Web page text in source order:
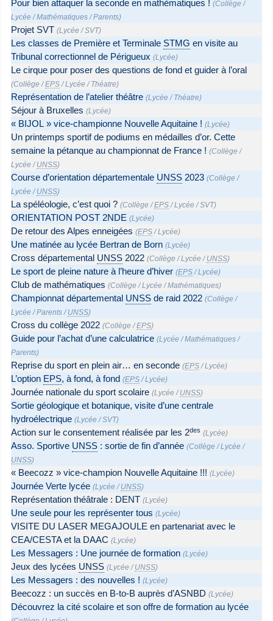
Pour bien attaquer la seconde en mathématiques ! (Collège /
Lycée /Mathématiques /Parents)
Projet SVT (Lycée /SVT)
Les classes de Première et Terminale STMG en visite au
Tribunal correctionnel de Périgueux (Lycée)
Le cirque pour poser des questions de fond et guider à l’oral
(Collège /EPS /Lycée / Théatre)
Représentation de l’atelier théâtre (Lycée / Théatre)
Séjour à Bruxelles (Lycée)
« BIJOL » vice-championne Nouvelle Aquitaine ! (Lycée)
Un printemps sportif de podiums en médailles d’or. Cette
semaine la pétanque au championnat de France ! (Collège /
Lycée / UNSS)
Course d’orientation départementale UNSS 2023 (Collège /
Lycée / UNSS)
La spéléologie, c’est quoi ? (Collège /EPS /Lycée /SVT)
ORIENTATION POST 2NDE (Lycée)
De retour des Alpes enneigées (EPS /Lycée)
Une matinée au lycée Bertran de Born (Lycée)
Cross départemental UNSS 2022 (Collège /Lycée / UNSS)
Le sport de pleine nature à l’heure d’hiver (EPS /Lycée)
Club de mathématiques (Collège /Lycée /Mathématiques)
Championnat départemental UNSS de raid 2022 (Collège /
Lycée /Parents / UNSS)
Cross du collège 2022 (Collège /EPS)
Guide pour l’achat d’une calculatrice (Lycée /Mathématiques /
Parents)
Reprise du sport en plein air… en seconde (EPS /Lycée)
L’option EPS, à fond, à fond (EPS /Lycée)
Journée nationale du sport scolaire (Lycée / UNSS)
Sortie géologique et botanique, visite d’une centrale
hydroélectrique (Lycée /SVT)
Action sur le consentement réalisée par les 2des (Lycée)
Asso. Sportive UNSS : sortie de fin d’année (Collège /Lycée /
UNSS)
« Beecozz » vice-champion Nouvelle Aquitaine !!! (Lycée)
Journée Verte lycée (Lycée / UNSS)
Représentation théâtrale : DENT (Lycée)
Une seule pour les représenter tous (Lycée)
VISITE DU LASER MEGAJOULE en partenariat avec le
CEA/CESTA et la DAAC (Lycée)
Les Messagers : Une journée de formation (Lycée)
Jeux des lycées UNSS (Lycée / UNSS)
Les Messagers : des nouvelles ! (Lycée)
Beecozz : un succès en B-to-B auprès d’ASNBD (Lycée)
Découvrez la cité scolaire et son offre de formation au lycée